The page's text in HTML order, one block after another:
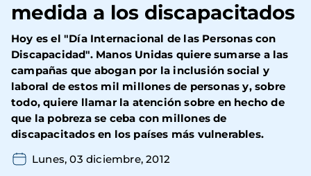
medida a los discapacitados
Hoy es el "Día Internacional de las Personas con
Discapacidad". Manos Unidas quiere sumarse a las
campañas que abogan por la inclusión social y
laboral de estos mil millones de personas y, sobre
todo, quiere llamar la atención sobre en hecho de
que la pobreza se ceba con millones de
discapacitados en los países más vulnerables.
Lunes, 03 diciembre, 2012